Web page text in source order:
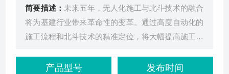
简要描述： 未来五年，无人化施工与北斗技术的融合
将为基建行业带来革命性的变革。通过高度自动化的
施工流程和北斗技术的精准定位，将大幅提高施工效
一技术趋势如何重塑基建行业的未来。
产品型号 发布时间